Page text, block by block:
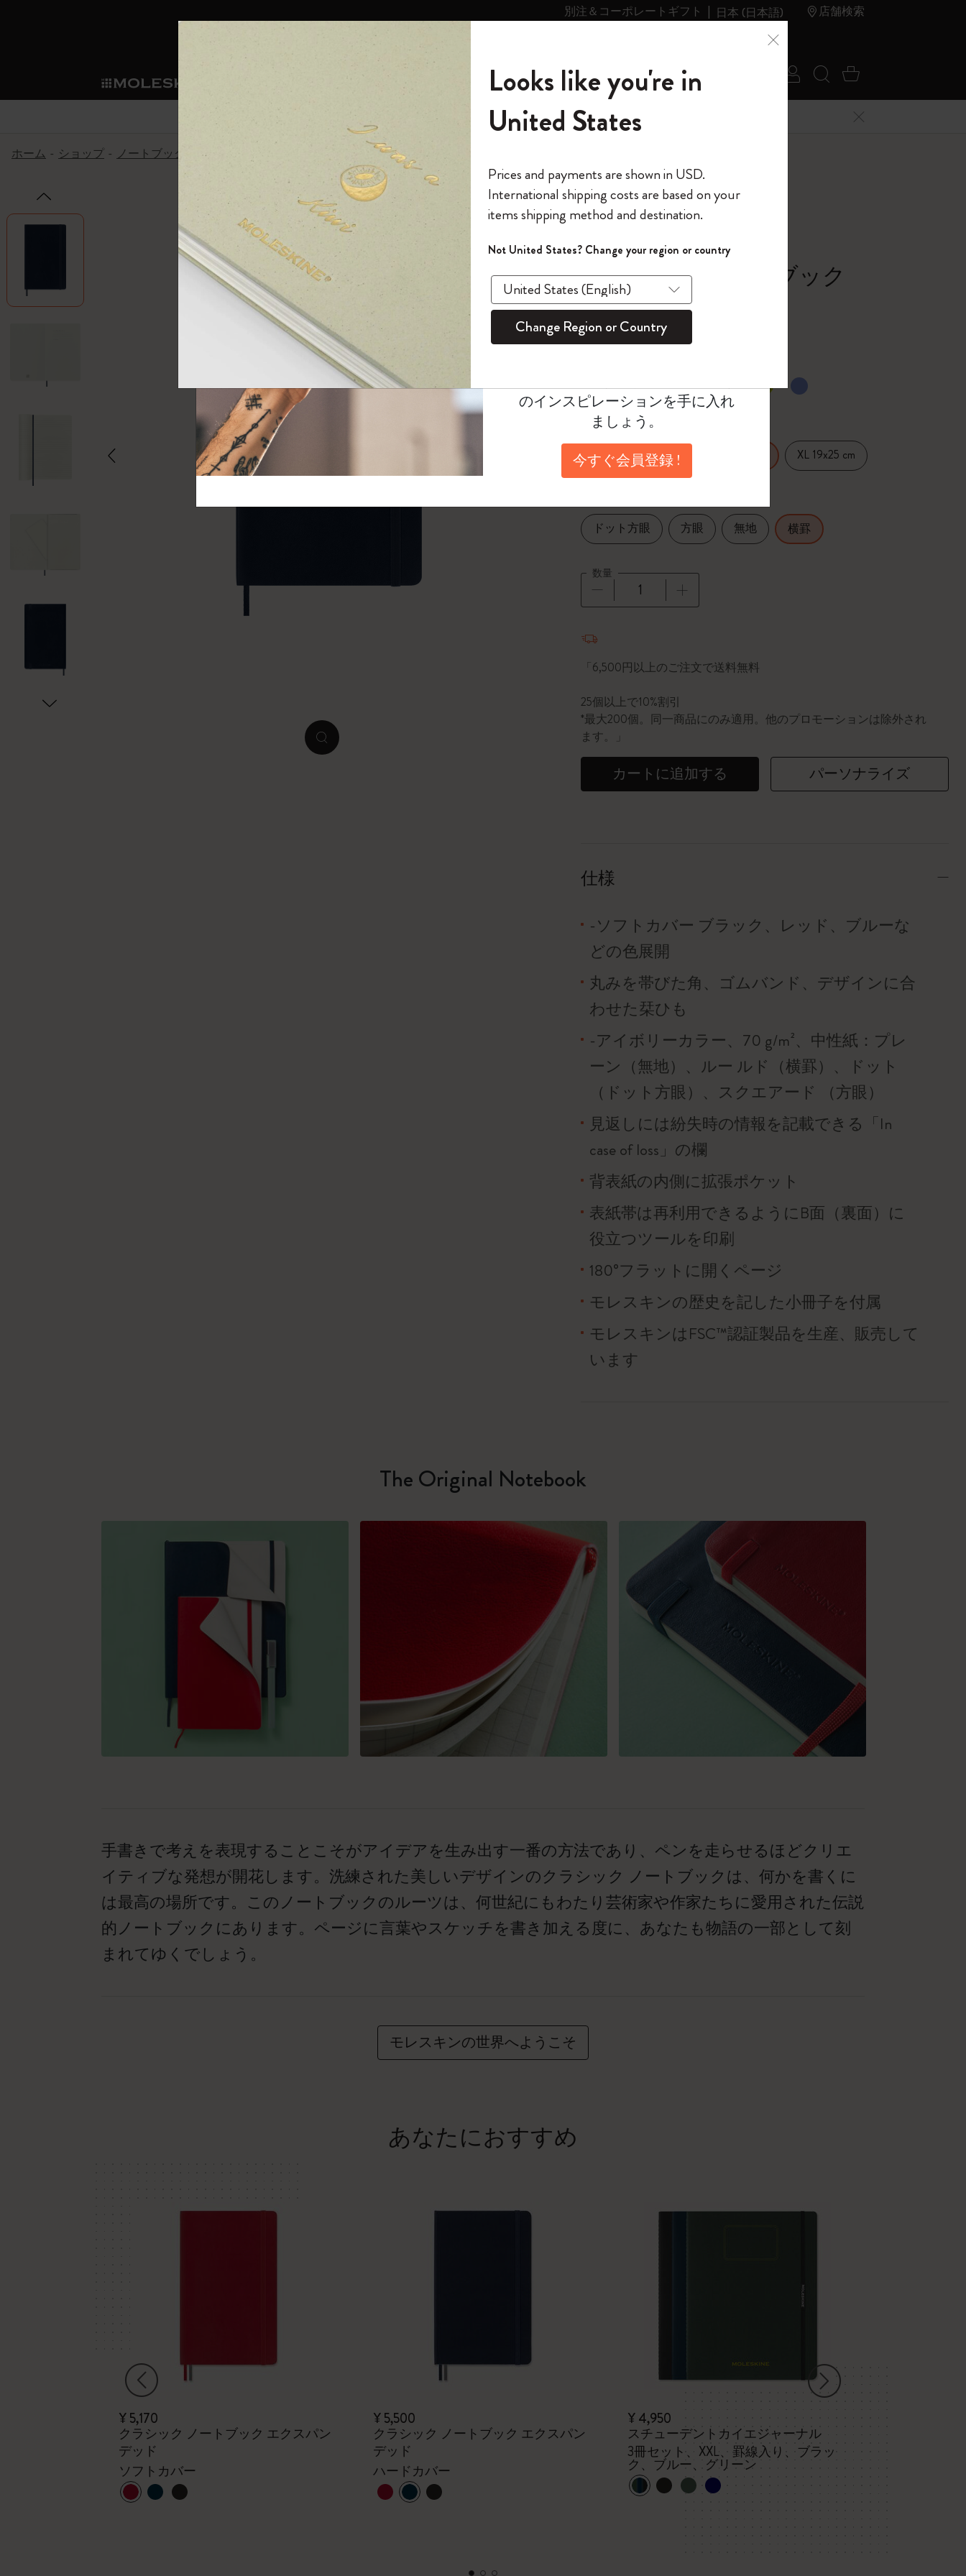
別注＆コーポレートギフト 日本 (日本語) 店舗検索
ショ
ノートブック
ノートブック
The Original Notebook
ミニノートブックチャーム
カイエ ＆ ジャーナル
セット
パッションジャーナル
スチューデントカイエジャーナル
サブカテゴリ
ダイアリー
パーソナル・ダイアリー
12カ月ダイアリー
15ヶ月プランナー
ウィークリープランナー
デイリープランナー
マンスリープランナー
ライフプランナー・コレクション
モレスキンスマート
サブカテゴリ
すべて見る
スマートライティング・システム
モレスキンスマートスマートとは
アプリ・サービス
ライティングツール
サブカテゴリ
モレスキンスマート
Blackwing x モレスキン
Kaweco x モレスキン
ペン & ペンシル
限定版ノートブック
Reframe サングラス
ムーミン コレクション
キム・ジョンギコレクション
「Alice's Adventures in Wonderland」コレ
『ロード・オブ・ザ・リング』コレク
カラーパターン ノートブック
サクラコレクション
馬年コレクション
ン
キム・ジョンギコレクション
Impressions of Impressionism コレクショ
ン
カサ・バトリョ 限定版コレクション
ゴッホ美術館
すべて見る
バックパック
限定版バックパック
Shopper paper – made Collection
アートを愛する方への贈り物
プロフェッショナルへの贈り物
ミニマリストへの贈り物
マキシマリストへの贈り物
健康を愛する方への贈り物です
趣味を愛する方へのギフト
サブカテゴリ
カントリー・テーマ・ピンズ・コレク
ション
サブカテゴリ
プライドをいつも胸に
Mardi Mercredi × モレスキン
スマートライティング・シス
サブカテゴリ
スマートライティング・システム
スマートノートブック
スマートダイアリー
モレスキンスマートスマート
アプリ・サービス
サブカテゴリ
Notes
モレスキン Journal
モレスキン Planner
パーソナライズサ
ービス
サブカテゴリ
カスタムダイアリー
カスタムノートブック
和紙テープ
ミニノートブックチャーム
別注＆コーポレートギフト
リー
の世界
サブカテゴリ
モレスキンメンバーシップ
我々の歴史
モレスキンのマニフェスト
ペンと紙の力
持続可能な創造性
ール
ログイン
今すぐメンバー登録
ウェルカムオファー: 次回のご購入時に10% オフと送料無料
通常特典: パーソナライズの2冊ご購入で1冊無料
バースデー特典: 1回限りの割引（1ヶ月有効）
先行プレビュー: 新作コレクションへの先行アクセス
伝説的なお得情報: 会員限定の特別サプライズ
セールへの早期アクセス: お得な情報をいち早くチェック
モレスキン限定イベント: 優先アクセス
返品期間の延長: 1ヶ月間
モレスキンの世界へようこそ
*メールアドレス
*パスワード
このデバイスで情報を保存する
ログイン
検索 (キーワード
カート 0 アイ
6,500円以上のご購入で送料無料 メニューを閉じる
ホーム ショップ ノートブック The Original Notebook クラシック ノートブック
zoom.cta
クラシック ノートブック
ソフトカバー, サファイアブルー
¥ 3,960
選択済
* 選択したカラー
Select a size
Pocket 9x14 cm XL 19x25 cm
ドット方眼 方眼 無地 横罫
数量
「6,500円以上のご注文で送料無料
25個以上で10%割引
*最大200個。同一商品にのみ適用。他のプロモーションは除外され
ます。」
カートに追加する パーソナライズ
仕様
-ソフトカバー ブラック、レッド、ブルーな
どの色展開
丸みを帯びた角、ゴムバンド、デザインに合
わせた栞ひも
-アイボリーカラー、70 g/m²、中性紙：プレ
ーン（無地）、ルー ルド（横罫）、ドット
（ドット方眼）、スクエアード （方眼）
見返しには紛失時の情報を記載できる「In
case of loss」の欄
背表紙の内側に拡張ポケット
表紙帯は再利用できるようにB面（裏面）に
役立つツールを印刷
180°フラットに開くページ
モレスキンの歴史を記した小冊子を付属
モレスキンはFSC™認証製品を生産、販売して
います
The Original Notebook
手書きで考えを表現することこそがアイデアを生み出す一番の方法であり、ペンを走らせるほどクリエ
イティブな発想が開花します。洗練された美しいデザインのクラシック ノートブックは、何かを書くに
は最高の場所です。このノートブックのルーツは、何世紀にもわたり芸術家や作家たちに愛用された伝説
的ノートブックにあります。ページに言葉やスケッチを書き加える度に、あなたも物語の一部として刻
まれてゆくでしょう。
モレスキンの世界へようこそ
あなたにおすすめ
¥ 5,170
クラシック ノートブック エクスパン
デッド
ソフトカバー
¥ 5,500
クラシック ノートブック エクスパン
デッド
ハードカバー
¥ 4,950
スチューデントカイエジャーナル
3冊セット、XXL、罫線入り、ブラッ
ク、ブルー、グリーン
モレスキンの世界へようこそ
今すぐ会員登録して、コード
「WELCOME10」を入力すると、初
回注文が10%オフ＋送料無料になり
ます。セール・アウトレット品は
適用外。
のインスピレーションを手に入れ
ましょう。
今すぐ会員登録 !
Looks like you're in
United States
Prices and payments are shown in USD.
International shipping costs are based on your
items shipping method and destination.
Not United States? Change your region or country
Change Region or Country